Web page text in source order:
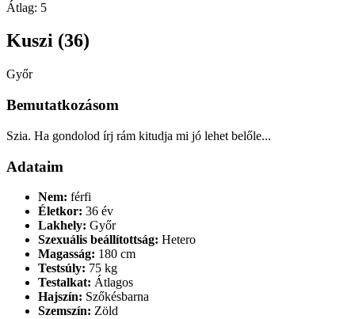
Átlag: 5
Kuszi (36)
Győr
Bemutatkozásom
Szia. Ha gondolod írj rám kitudja mi jó lehet belőle...
Adataim
Nem: férfi
Életkor: 36 év
Lakhely: Győr
Szexuális beállítottság: Hetero
Magasság: 180 cm
Testsúly: 75 kg
Testalkat: Átlagos
Hajszín: Szőkésbarna
Szemszín: Zöld